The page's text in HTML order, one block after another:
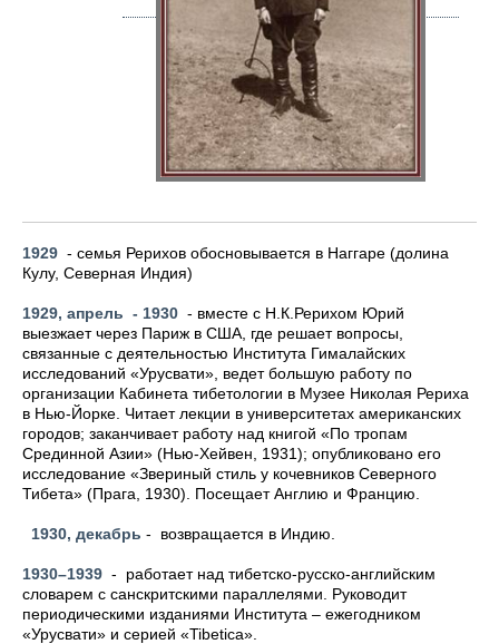
1929 - семья Рерихов обосновывается в Наггаре (долина
Кулу, Северная Индия)
1929, апрель - 1930 - вместе с Н.К.Рерихом Юрий
выезжает через Париж в США, где решает вопросы,
связанные с деятельностью Института Гималайских
исследований «Урусвати», ведет большую работу по
организации Кабинета тибетологии в Музее Николая Рериха
в Нью-Йорке. Читает лекции в университетах американских
городов; заканчивает работу над книгой «По тропам
Срединной Азии» (Нью-Хейвен, 1931); опубликовано его
исследование «Звериный стиль у кочевников Северного
Тибета» (Прага, 1930). Посещает Англию и Францию.
1930, декабрь - возвращается в Индию.
1930–1939 - работает над тибетско-русско-английским
словарем с санскритскими параллелями. Руководит
периодическими изданиями Института – ежегодником
«Урусвати» и серией «Tibetica».